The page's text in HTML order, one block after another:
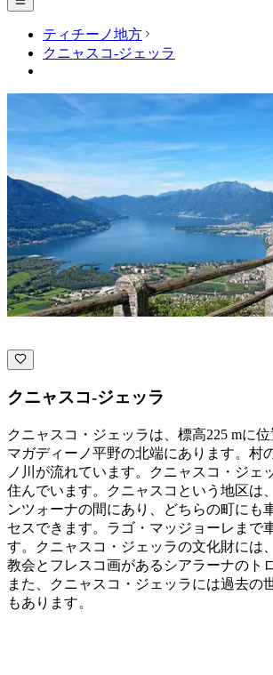
ティチーノ地方
クニャスコ-ジェッラ
クニャスコ-ジェッラ
クニャスコ・ジェッラは、標高225 mに
マガディーノ平野の北端にあります。村
ノ川が流れています。クニャスコ・ジェ
住んでいます。クニャスコという地区は
ンツォーナの間にあり、どちらの町にも
セスできます。ラゴ・マッジョーレまで
す。クニャスコ・ジェッラの文化財には
教会とフレスコ画があるシアラーナのト
また、クニャスコ・ジェッラには過去の
もあります。